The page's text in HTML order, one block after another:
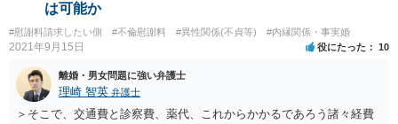
は可能か
#慰謝料請求したい側 #不倫慰謝料 #異性関係(不貞等) #内縁関係・事実婚
2021年9月15日 役にたった 10
離婚・男女問題に強い弁護士
理崎 智英 弁護士
＞そこで、交通費と診察費、薬代、これからかかるであろう諸々経費